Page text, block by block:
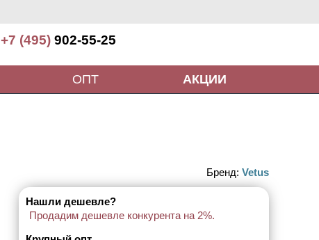
+7 (495) 902-55-25
ОПТ АКЦИИ
Бренд: Vetus
Нашли дешевле?
Продадим дешевле конкурента на 2%.